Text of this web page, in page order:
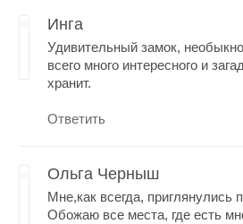
Инга
Удивительный замок,
всего много интересного и
хранит.
Ответить
Ольга Черныш
Мне,как всегда,
Обожаю все места, где есть